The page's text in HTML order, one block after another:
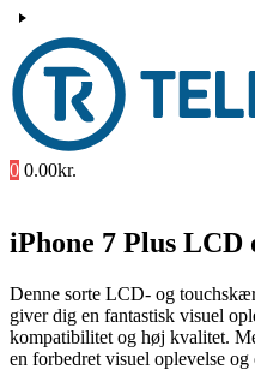
0 0.00kr.
iPhone 7 Plus
Denne sorte LCD- og
giver dig en fantastisk visuel
kompatibilitet og høj kvalitet.
en forbedret visuel oplevelse